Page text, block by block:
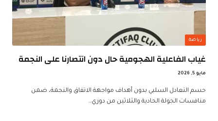
رياضة
غياب الفاعلية الهجومية حال دون انتصارنا على النجمة
مايو 5, 2026
حسم التعادل السلبي بدون أهداف مواجهة الاتفاق والنجمة، ضمن
منافسات الجولة الحادية والثلاثين من دوري…